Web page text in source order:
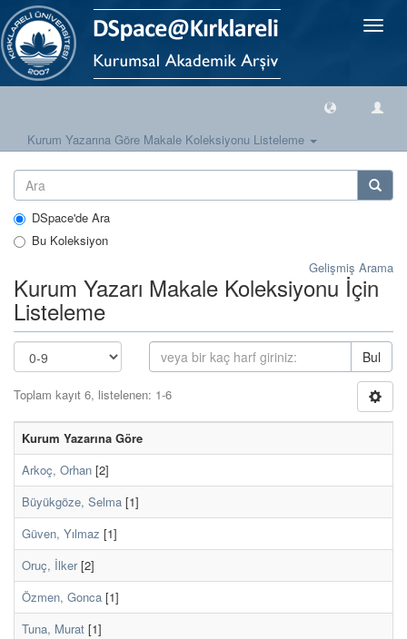
Geçiş
Kurum Yazarına Göre Makale Koleksiyonu Listeleme
DSpace'de Ara
Bu Koleksiyon
Gelişmiş Arama
Kurum Yazarı Makale Koleksiyonu İçin
Listeleme
Bul
Toplam kayıt 6, listelenen: 1-6
Kurum Yazarına Göre
Arkoç, Orhan [2]
Büyükgöze, Selma [1]
Güven, Yılmaz [1]
Oruç, İlker[2]
Özmen, Gonca [1]
Tuna, Murat [1]